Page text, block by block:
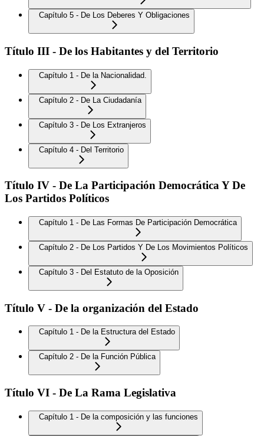
Capítulo 5 - De Los Deberes Y Obligaciones
Título III - De los Habitantes y del Territorio
Capítulo 1 - De la Nacionalidad.
Capítulo 2 - De La Ciudadanía
Capítulo 3 - De Los Extranjeros
Capítulo 4 - Del Territorio
Título IV - De La Participación Democrática Y De
Los Partidos Políticos
Capítulo 1 - De Las Formas De Participación Democrática
Capítulo 2 - De Los Partidos Y De Los Movimientos Políticos
Capítulo 3 - Del Estatuto de la Oposición
Título V - De la organización del Estado
Capítulo 1 - De la Estructura del Estado
Capítulo 2 - De la Función Pública
Título VI - De La Rama Legislativa
Capítulo 1 - De la composición y las funciones